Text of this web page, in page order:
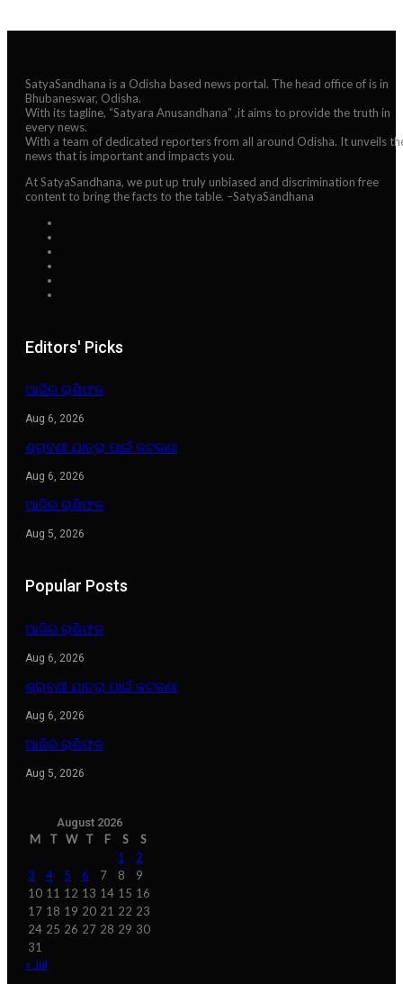
SatyaSandhana is a Odisha based news portal. The head office of is in
Bhubaneswar, Odisha.
With its tagline, “Satyara Anusandhana” ,it aims to provide the truth in
every news.
With a team of dedicated reporters from all around Odisha. It unveils
news that is important and impacts you.
At SatyaSandhana, we put up truly unbiased and discrimination free
content to bring the facts to the table. –SatyaSandhana
Editors' Picks
ଆଜିର ରାଶିଫଳ
Aug 6, 2026
ଶ୍ରାବଣୀ ଯାତ୍ରା ପାଇଁ କଟକଣା
Aug 6, 2026
ଆଜିର ରାଶିଫଳ
Aug 5, 2026
Popular Posts
ଆଜିର ରାଶିଫଳ
Aug 6, 2026
ଶ୍ରାବଣୀ ଯାତ୍ରା ପାଇଁ କଟକଣା
Aug 6, 2026
ଆଜିର ରାଶିଫଳ
Aug 5, 2026
August 2026
M T W T F S
S
1
2
3
4 5 6 7 8
9
10 11 12 13 14 15 16
17 18 19 20 21 22 23
24 25 26 27 28 29 30
31
« Jul